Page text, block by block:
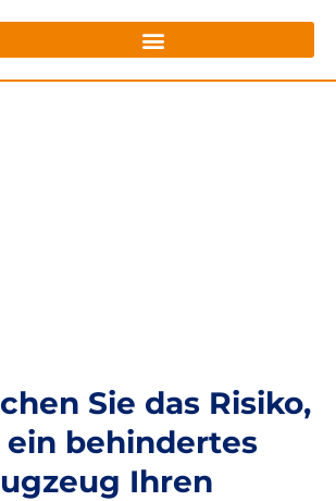
Sie das Risiko,
ein behindertes
Ihren